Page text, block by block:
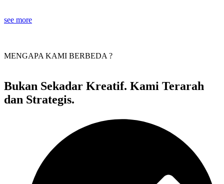
see more
MENGAPA KAMI BERBEDA ?
Bukan Sekadar Kreatif. Kami Terarah
dan Strategis.